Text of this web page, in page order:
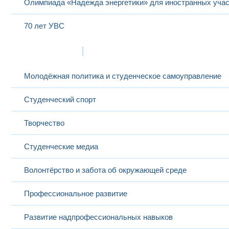
Олимпиада «Надежда энергетики» для иностранных
70 лет УВС
Молодёжная политика и студенческое самоуправление
Студенческий спорт
Творчество
Студенческие медиа
Волонтёрство и забота об окружающей среде
Профессиональное развитие
Развитие надпрофессиональных навыков